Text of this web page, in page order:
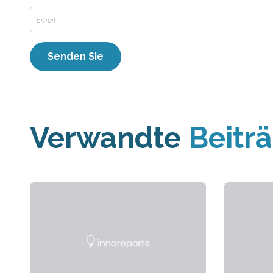
Verwandte